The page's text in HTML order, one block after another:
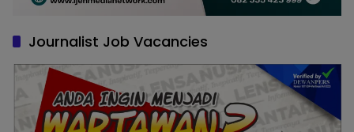
Journalist Job Vacancies